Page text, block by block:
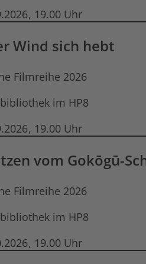
, 19.00 Uhr
Wind sich hebt
Filmreihe 2026
im HP8
, 19.00 Uhr
vom Gokōgū-
Filmreihe 2026
im HP8
, 19.00 Uhr